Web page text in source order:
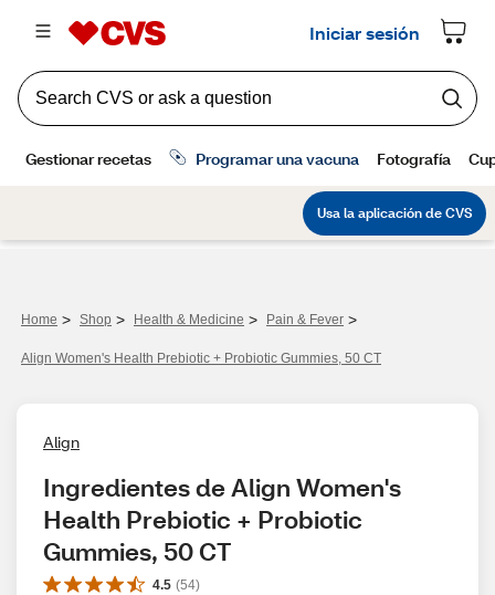
Home > Shop > Health & Medicine > Pain & Fever >
Align Women's Health Prebiotic + Probiotic Gummies, 50 CT
Align
Ingredientes de Align Women's
Health Prebiotic + Probiotic
Gummies, 50 CT
4.5 (54)